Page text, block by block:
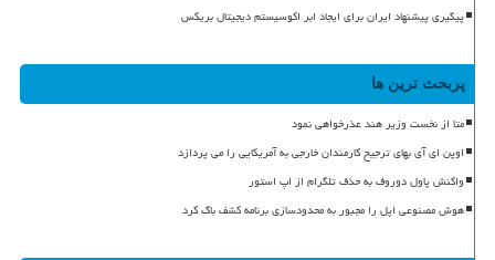
پیگیری پیشنهاد ایران برای ایجاد ابر اکوسیستم دیجیتال بریکس
پربحث ترین ها
متا از نخست وزیر هند عذرخواهی نمود
اوپن ای آی بهای ترجیح کارمندان خارجی به آمریکایی را می پردازد
واکنش پاول دوروف به حذف تلگرام از اپ استور
هوش مصنوعی اپل را مجبور به محدودسازی برنامه کشف باگ کرد